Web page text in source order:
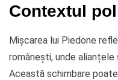
Contextul
Mișcarea lui Piedone
românești, unde
Această schimbare